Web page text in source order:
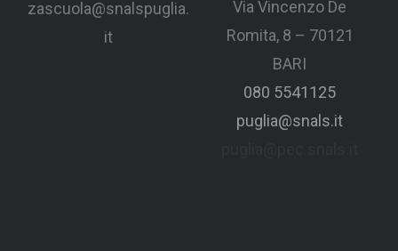
zascuola@snalspuglia.
it
Via Vincenzo De
Romita, 8 – 70121
BARI
080 5541125
puglia@snals.it